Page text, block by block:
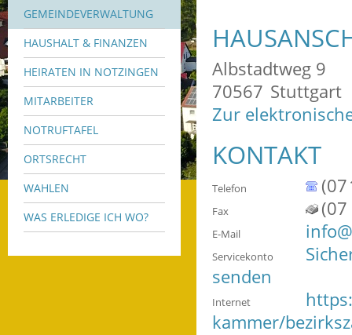
GEMEINDEVERWALTUNG
HAUSHALT & FINANZEN
HEIRATEN IN NOTZINGEN
MITARBEITER
NOTRUFTAFEL
ORTSRECHT
WAHLEN
WAS ERLEDIGE ICH WO?
Albstadtweg 9
70567 Stuttgart
Zur
KONTAKT
Telefon (07
Fax (07
E-Mail
Servicekonto
senden
Internet
kammer/